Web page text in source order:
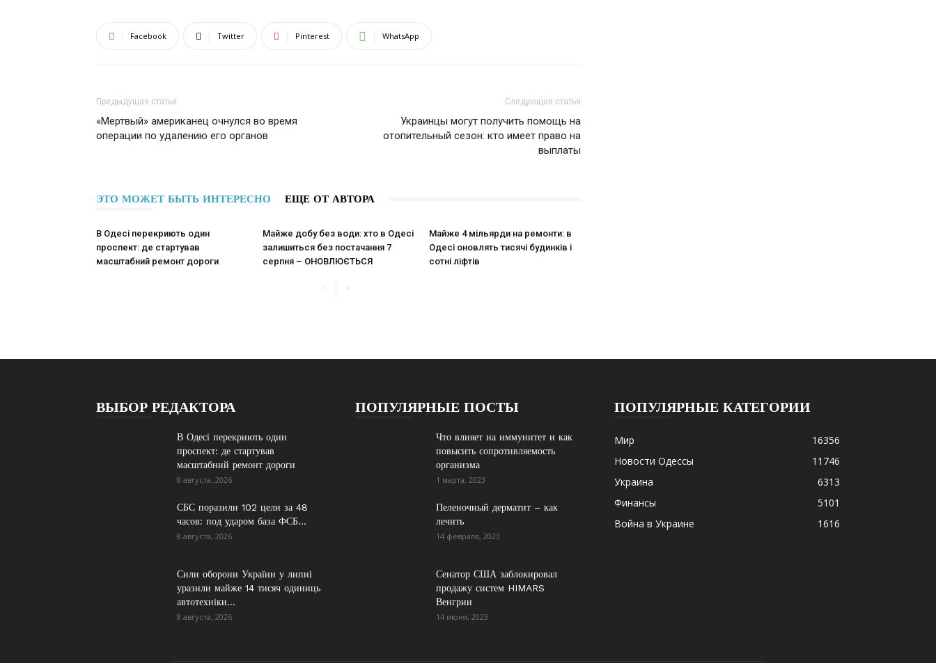
Facebook Twitter Pinterest WhatsApp
Предыдущая статья
«Мертвый» американец очнулся во время
операции по удалению его органов
Следующая статья
Украинцы могут получить помощь на
отопительный сезон: кто имеет право на
выплаты
ЭТО МОЖЕТ БЫТЬ ИНТЕРЕСНО ЕЩЕ ОТ АВТОРА
В Одесі перекриють один
проспект: де стартував
масштабний ремонт дороги
Майже добу без води: хто в Одесі
залишиться без постачання 7
серпня – ОНОВЛЮЄТЬСЯ
Майже 4 мільярди на ремонти: в
Одесі оновлять тисячі будинків і
сотні ліфтів
ВЫБОР РЕДАКТОРА
В Одесі перекриють один
проспект: де стартував
масштабний ремонт дороги
8 августа, 2026
СБС поразили 102 цели за 48
часов: под ударом база ФСБ...
8 августа, 2026
Сили оборони України у липні
уразили майже 14 тисяч одиниць
автотехніки...
8 августа, 2026
ПОПУЛЯРНЫЕ ПОСТЫ
Что влияет на иммунитет и как
повысить сопротивляемость
организма
1 марта, 2023
Пеленочный дерматит – как
лечить
14 февраля, 2023
Сенатор США заблокировал
продажу систем HIMARS
Венгрии
14 июня, 2023
ПОПУЛЯРНЫЕ КАТЕГОРИИ
Мир
16356
Новости Одессы
11746
Украина
6313
Финансы
5101
Война в Украине
1616